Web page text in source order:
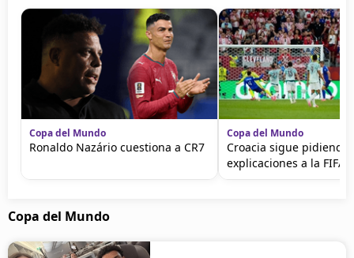
Copa del Mundo
Ronaldo Nazário cuestiona a CR7
Copa del Mundo
Croacia sigue pidiendo
explicaciones a la FIFA
Copa del Mundo